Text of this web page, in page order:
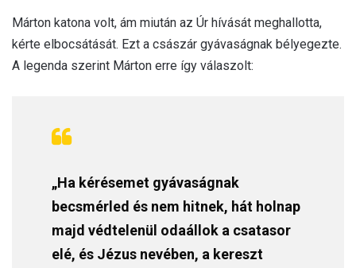
Márton katona volt, ám miután az Úr hívását meghallotta,
kérte elbocsátását. Ezt a császár gyávaságnak bélyegezte.
A legenda szerint Márton erre így válaszolt:
„Ha kérésemet gyávaságnak
becsmérled és nem hitnek, hát holnap
majd védtelenül odaállok a csatasor
elé, és Jézus nevében, a kereszt